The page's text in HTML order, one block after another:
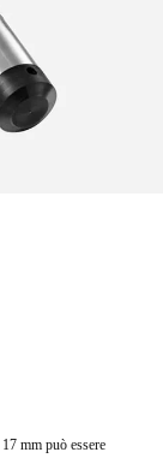
mm può essere